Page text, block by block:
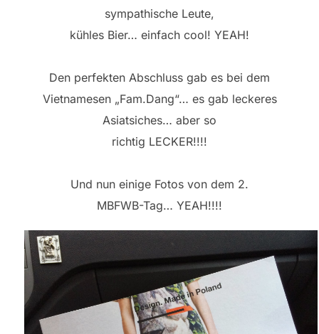
sympathische Leute,
kühles Bier… einfach cool! YEAH!
Den perfekten Abschluss gab es bei dem
Vietnamesen „Fam.Dang“… es gab leckeres
Asiatsiches… aber so
richtig LECKER!!!!
Und nun einige Fotos von dem 2.
MBFWB-Tag… YEAH!!!!